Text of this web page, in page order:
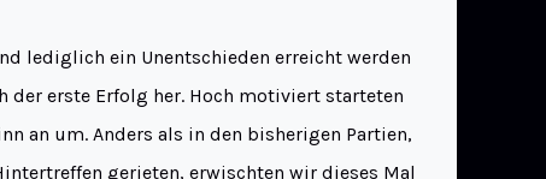
lediglich ein Unentschieden erreicht werden
der erste Erfolg her. Hoch motiviert starteten
an um. Anders als in den bisherigen Partien,
gerieten, erwischten wir dieses Mal